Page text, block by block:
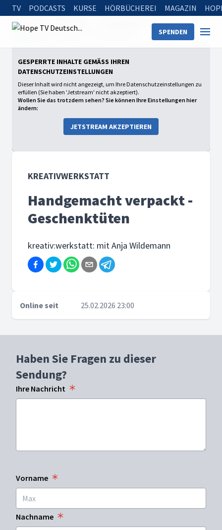
TV PODCASTS KURSE HÖRBÜCHEREI MAGAZIN
SPENDEN
Startseite
kreativwerkstatt
Handgemacht verpackt - Geschenktüten
GESPERRTE INHALTE GEMÄSS IHREN D
ATENSCHUTZEINSTELLUNGEN
Dieser Inhalt wird nicht angezeigt, um Ihre Datenschutzeinstellungen zu
erfüllen (Sie haben 'Jetstream' nicht akzeptiert).
Wollen Sie das trotzdem sehen? Sie können Ihre Einstellungen hier
ändern:
JETSTREAM AKZEPTIEREN
KREATIVWERKSTATT
Handgemacht verpackt -
Geschenktüten
kreativ:werkstatt: mit Anja Wildemann
Online seit 25.02.2026 23:00
Haben Sie Fragen zu dieser
Sendung?
Ihre Nachricht
Vorname
Nachname